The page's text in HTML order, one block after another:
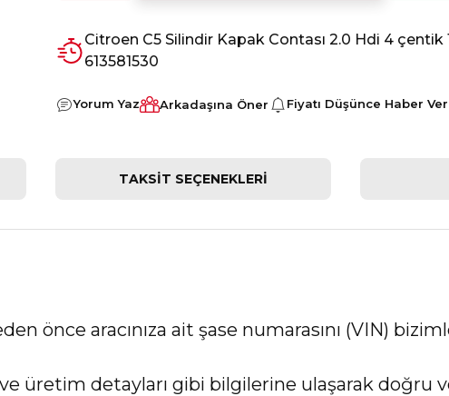
Citroen C5 Silindir Kapak Contası 2.0 Hdi 4 çentik
613581530
Yorum Yaz Arkadaşına Öner Fiyatı Düşünce Haber Ver
TAKSIT SEÇENEKLERI
aracınıza ait şase numarasını (VIN)
ve üretim detayları gibi bilgilerine ulaşarak doğru